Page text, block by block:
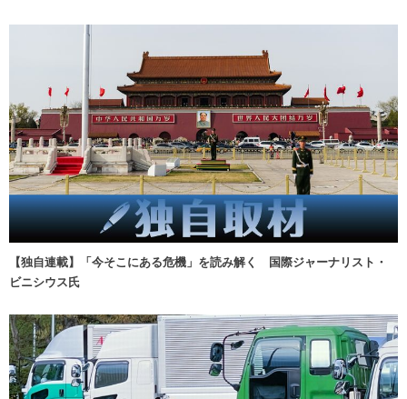
【独自連載】「今そこにある危機」を読み解く 国際ジャーナリスト・
ビニシウス氏